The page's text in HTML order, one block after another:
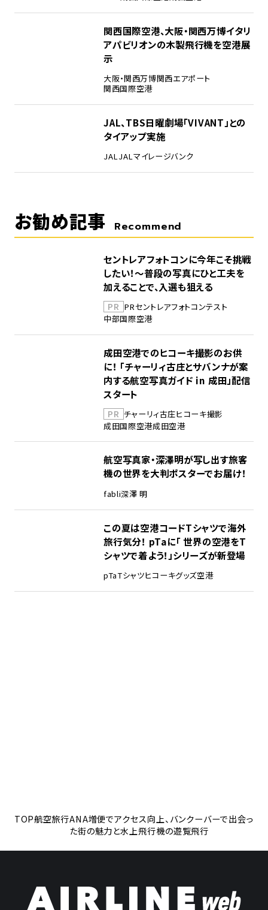
関西国際空港、大阪・関西万博イタリ
アパビリオンの木製飛行機を空港展
示
大阪・関西万博関西エアポート
関西国際空港
JAL、TBS日曜劇場「VIVANT」との
タイアップ実施
JALJALマイレージバンク
お勧め記事 Recommend
セントレアフォトコンに今年こそ挑戦
したい！～普段の写真にひと工夫を
加えることで、入選も狙える
PR PRセントレアフォトコンテスト
中部国際空港
成田空港でのヒコーキ撮影のお供
に！ 「チャーリィ古庄とサバンナが案
内する航空写真ガイド in 成田」配信
スタート
PR チャーリィ古庄ヒコーキ撮影
成田国際空港成田空港
航空写真家・深澤明が写し出す旅客
機の世界を大判ポスターでお届け！
fabli深澤 明
この夏は空港コードTシャツで海外
旅行気分！ pTaに「 世界の空港をT
シャツで着よう！」シリーズが新登場
pTaTシャツヒコーキグッズ空港
TOP航空旅行ANA増便でアクセス向上、バンクーバーで出会っ
た街の魅力と水上飛行機の遊覧飛行